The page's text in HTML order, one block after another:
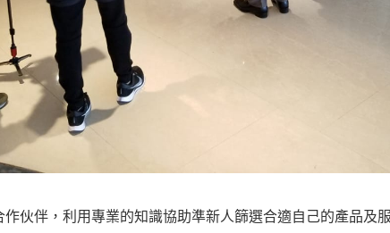
伙伴，利用專業的知識協助準新人篩選合適自己的產品及